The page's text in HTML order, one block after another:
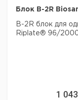
Блок B-2R
B-2R блок для
Riplate® 96/2000
1